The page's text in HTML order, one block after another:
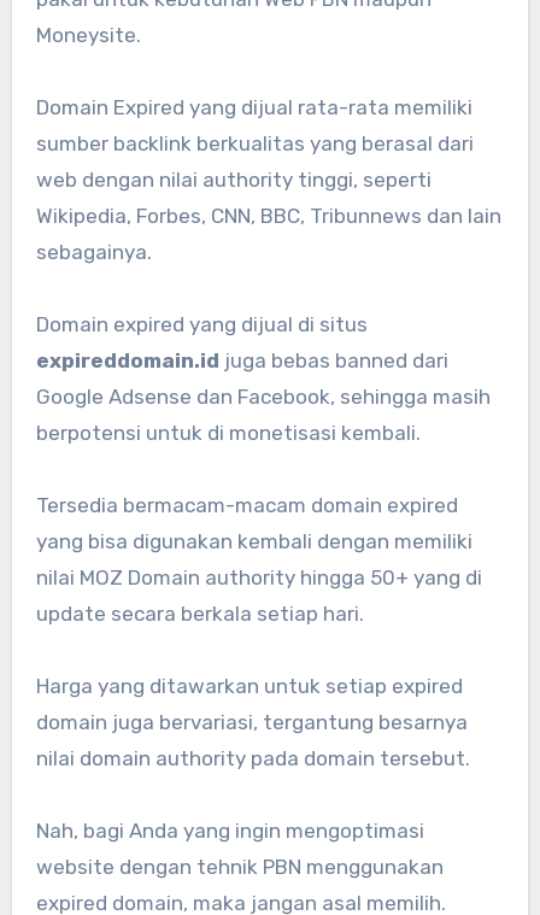
Moneysite.
Domain Expired yang dijual rata-rata memiliki
sumber backlink berkualitas yang berasal dari
web dengan nilai authority tinggi, seperti
Wikipedia, Forbes, CNN, BBC, Tribunnews dan lain
sebagainya.
Domain expired yang dijual di situs
expireddomain.id juga bebas banned dari
Google Adsense dan Facebook, sehingga masih
berpotensi untuk di monetisasi kembali.
Tersedia bermacam-macam domain expired
yang bisa digunakan kembali dengan memiliki
nilai MOZ Domain authority hingga 50+ yang di
update secara berkala setiap hari.
Harga yang ditawarkan untuk setiap expired
domain juga bervariasi, tergantung besarnya
nilai domain authority pada domain tersebut.
Nah, bagi Anda yang ingin mengoptimasi
website dengan tehnik PBN menggunakan
expired domain, maka jangan asal memilih.